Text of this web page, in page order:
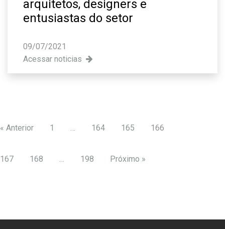
arquitetos, designers e
entusiastas do setor
09/07/2021
Acessar noticias
« Anterior 1 164 165 166
167 168 198 Próximo »